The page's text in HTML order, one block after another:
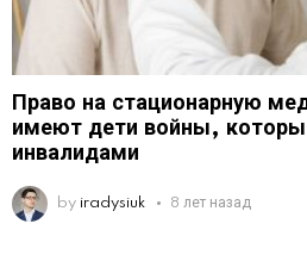
Право на стационарную
имеют дети войны,
инвалидами
by iradysiuk 8 лет назад